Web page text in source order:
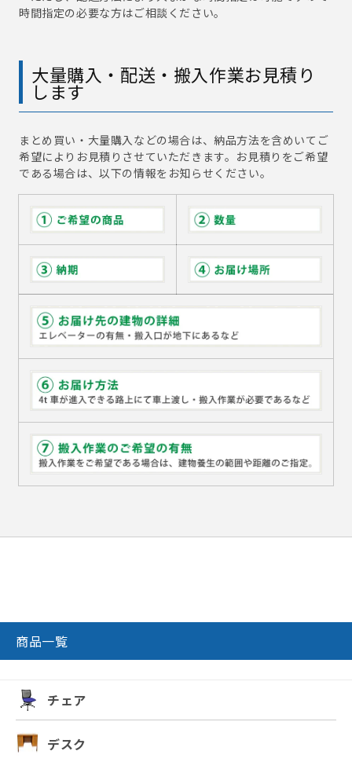
時間指定の必要な方はご相談ください。
大量購入・配送・搬入作業お見積り
します
まとめ買い・大量購入などの場合は、納品方法を含めいてご
希望によりお見積りさせていただきます。お見積りをご希望
である場合は、以下の情報をお知らせください。
商品一覧
チェア
デスク